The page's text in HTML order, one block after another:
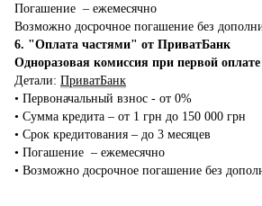
Погашение – ежемесячно
Возможно досрочное погашение без
6. "Оплата частями" от ПриватБанк
Одноразовая комиссия при первой
Детали: ПриватБанк
•‎ Первоначальный взнос - от 0%
•‎ Сумма кредита – от 1 грн до 150 000 грн
•‎ Срок кредитования – до 3 месяцев
•‎ Погашение – ежемесячно
•‎ Возможно досрочное погашение без